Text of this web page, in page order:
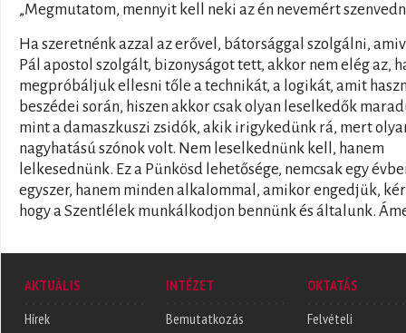
„Megmutatom, mennyit kell neki az én nevemért
Ha szeretnénk azzal az erővel, bátorsággal szolgálni,
Pál apostol szolgált, bizonyságot tett, akkor nem elég az,
megpróbáljuk ellesni tőle a technikát, a logikát, amit
beszédei során, hiszen akkor csak olyan leselkedők
mint a damaszkuszi zsidók, akik irigykedünk rá, mert
nagyhatású szónok volt. Nem leselkednünk kell, hanem
lelkesednünk. Ez a Pünkösd lehetősége, nemcsak egy
egyszer, hanem minden alkalommal, amikor engedjük,
hogy a Szentlélek munkálkodjon bennünk és általunk.
AKTUÁLIS
Hírek
INTÉZET
Bemutatkozás
OKTATÁS
Felvételi